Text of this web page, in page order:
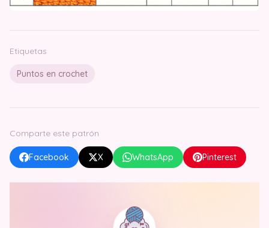
Etiquetas
Puntos en crochet
Comparte este patrón
Facebook X WhatsApp Pinterest